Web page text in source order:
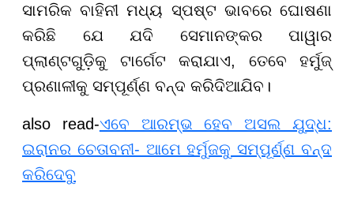
ସାମରିକ ବାହିନୀ ମଧ୍ୟ ସ୍ପଷ୍ଟ ଭାବରେ ଘୋଷଣା
କରିଛି ଯେ ଯଦି ସେମାନଙ୍କର ପାୱାର
ପ୍ଲାଣ୍ଟଗୁଡ଼ିକୁ ଟାର୍ଗେଟ କରାଯାଏ, ତେବେ ହର୍ମୁଜ୍
ପ୍ରଣାଳୀକୁ ସମ୍ପୂର୍ଣ୍ଣ ବନ୍ଦ କରିଦିଆଯିବ।
also read-ଏବେ ଆରମ୍ଭ ହେବ ଅସଲ ଯୁଦ୍ଧ:
ଇରାନର ଚେତାବନୀ- ଆମେ ହର୍ମୁଜକୁ ସମ୍ପୂର୍ଣ୍ଣ ବନ୍ଦ
କରିଦେବୁ